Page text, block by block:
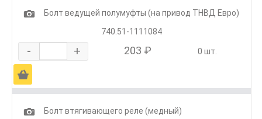
1
Болт ведущей полумуфты (на привод ТНВД Евро)
740.51-1111084
- + 203 ₽ 0 шт.
Ä
1
Болт втягивающего реле (медный)